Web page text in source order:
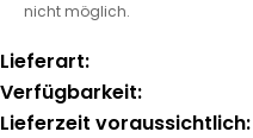
nicht möglich.
Lieferart:
Verfügbarkeit:
Lieferzeit voraussichtlich: